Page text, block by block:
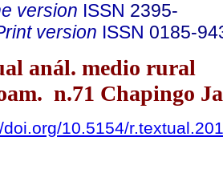
version ISSN 2395-
version ISSN 0185-
anál. medio rural
n.71 Chapingo
doi.org/10.5154/